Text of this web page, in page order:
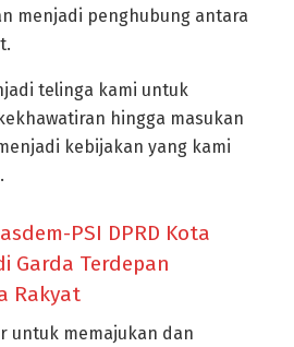
menjadi penghubung antara
telinga kami untuk
hingga masukan
kebijakan yang kami
PSI DPRD Kota
Garda Terdepan
Rakyat
untuk memajukan dan